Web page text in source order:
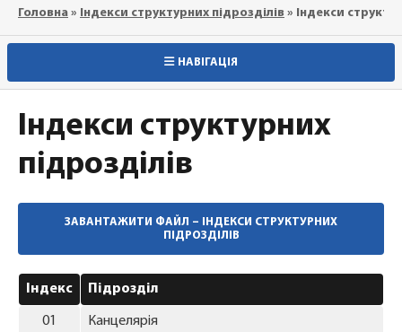
Головна » Індекси структурних підрозділів » Індекси
НАВІГАЦІЯ
Індекси структурних
підрозділів
ЗАВАНТАЖИТИ ФАЙЛ – ІНДЕКСИ СТРУКТУРНИХ
ПІДРОЗДІЛІВ
Індекс Підрозділ
01 Канцелярія